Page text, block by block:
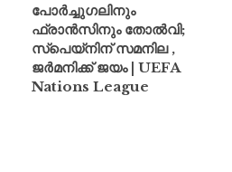
പോർച്ചു​ഗലിനും
ഫ്രാൻസിനും തോൽവി;
സ്പെയ്നിന് സമനില ,
ജർമനിക്ക് ജയം | UEFA
Nations League